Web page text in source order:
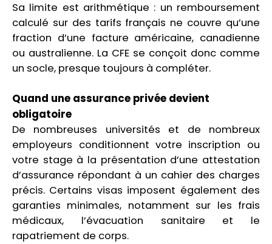
Sa limite est arithmétique : un remboursement
calculé sur des tarifs français ne couvre qu’une
fraction d’une facture américaine, canadienne
ou australienne. La CFE se conçoit donc comme
un socle, presque toujours à compléter.
Quand une assurance privée devient
obligatoire
De nombreuses universités et de nombreux
employeurs conditionnent votre inscription ou
votre stage à la présentation d’une attestation
d’assurance répondant à un cahier des charges
précis. Certains visas imposent également des
garanties minimales, notamment sur les frais
médicaux, l’évacuation sanitaire et le
rapatriement de corps.